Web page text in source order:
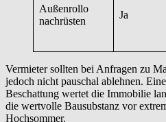
Außenrollo
nachrüsten
Ja
Vermieter sollten bei Anfragen zu
jedoch nicht pauschal ablehnen.
Beschattung wertet die Immobilie
die wertvolle Bausubstanz vor
Hochsommer.